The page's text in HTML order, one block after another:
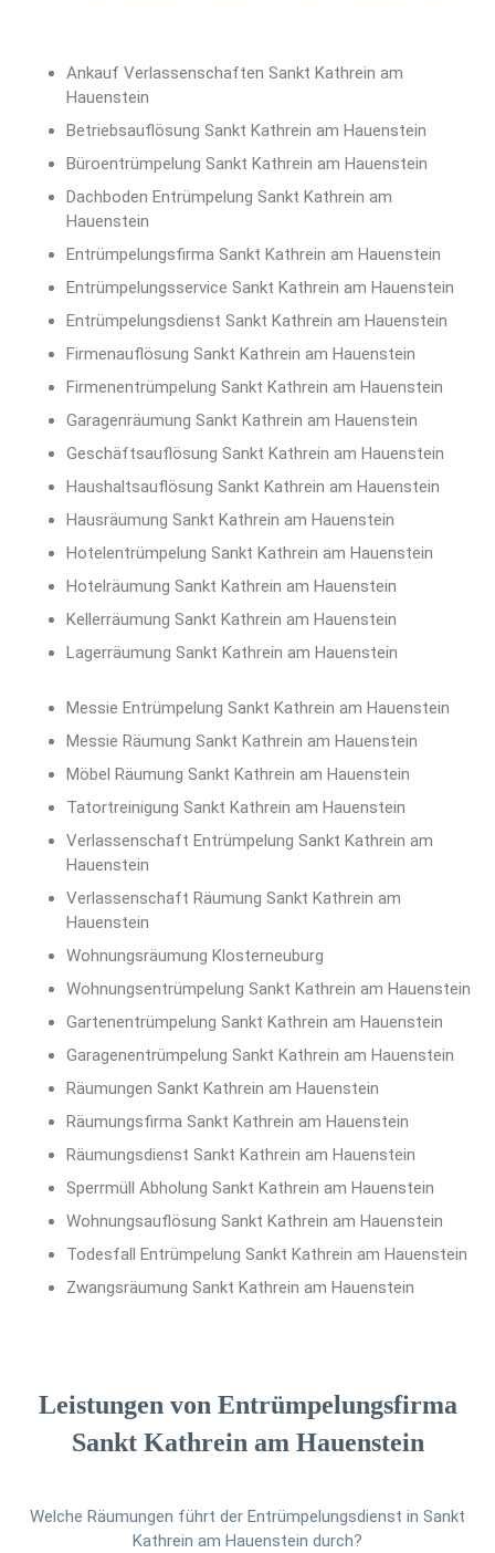
Ankauf Verlassenschaften Sankt Kathrein am
Hauenstein
Betriebsauflösung Sankt Kathrein am Hauenstein
Büroentrümpelung Sankt Kathrein am Hauenstein
Dachboden Entrümpelung Sankt Kathrein am
Hauenstein
Entrümpelungsfirma Sankt Kathrein am Hauenstein
Entrümpelungsservice Sankt Kathrein am Hauenstein
Entrümpelungsdienst Sankt Kathrein am Hauenstein
Firmenauflösung Sankt Kathrein am Hauenstein
Firmenentrümpelung Sankt Kathrein am Hauenstein
Garagenräumung Sankt Kathrein am Hauenstein
Geschäftsauflösung Sankt Kathrein am Hauenstein
Haushaltsauflösung Sankt Kathrein am Hauenstein
Hausräumung Sankt Kathrein am Hauenstein
Hotelentrümpelung Sankt Kathrein am Hauenstein
Hotelräumung Sankt Kathrein am Hauenstein
Kellerräumung Sankt Kathrein am Hauenstein
Lagerräumung Sankt Kathrein am Hauenstein
Messie Entrümpelung Sankt Kathrein am Hauenstein
Messie Räumung Sankt Kathrein am Hauenstein
Möbel Räumung Sankt Kathrein am Hauenstein
Tatortreinigung Sankt Kathrein am Hauenstein
Verlassenschaft Entrümpelung Sankt Kathrein am
Hauenstein
Verlassenschaft Räumung Sankt Kathrein am
Hauenstein
Wohnungsräumung Klosterneuburg
Wohnungsentrümpelung Sankt Kathrein am Hauenstein
Gartenentrümpelung Sankt Kathrein am Hauenstein
Garagenentrümpelung Sankt Kathrein am Hauenstein
Räumungen Sankt Kathrein am Hauenstein
Räumungsfirma Sankt Kathrein am Hauenstein
Räumungsdienst Sankt Kathrein am Hauenstein
Sperrmüll Abholung Sankt Kathrein am Hauenstein
Wohnungsauflösung Sankt Kathrein am Hauenstein
Todesfall Entrümpelung Sankt Kathrein am Hauenstein
Zwangsräumung Sankt Kathrein am Hauenstein
Leistungen von Entrümpelungsfirma
Sankt Kathrein am Hauenstein
Welche Räumungen führt der Entrümpelungsdienst in Sankt
Kathrein am Hauenstein durch?